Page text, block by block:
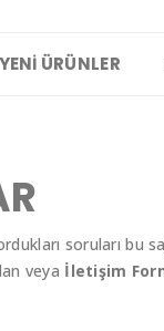
YENI ÜRÜNLER
soruları bu
veya İletişim